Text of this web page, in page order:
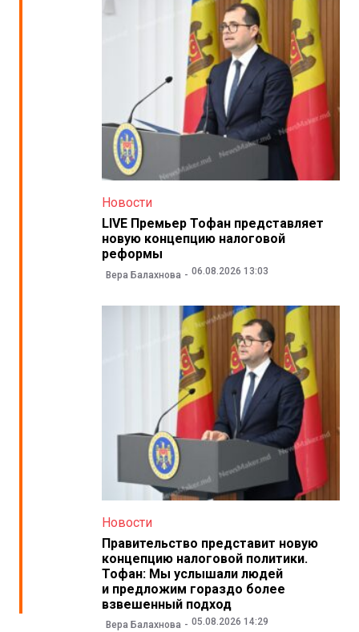
Новости
LIVE Премьер Тофан представляет
новую концепцию налоговой
реформы
Вера Балахнова 06.08.2026 13:03
Новости
Правительство представит новую
концепцию налоговой политики.
Тофан: Мы услышали людей
и предложим гораздо более
взвешенный подход
Вера Балахнова 05.08.2026 14:29